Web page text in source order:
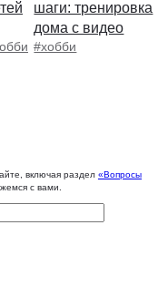
шаги: тренировка
дома с видео
#хобби
включая раздел «Вопросы
с вами.